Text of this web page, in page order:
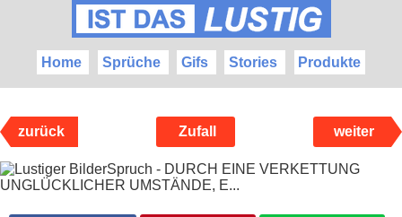
Home Sprüche Gifs Stories Produkte
zurück Zufall weiter